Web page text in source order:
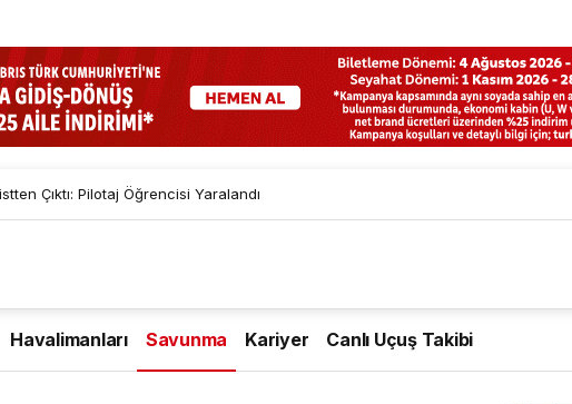
Çıktı: Pilotaj Öğrencisi Yaralandı
Havalimanları Savunma Kariyer Canlı Uçuş Takibi